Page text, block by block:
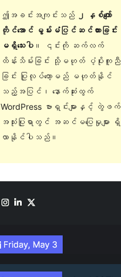
ဤအခင်းအကျင်းသည်
၂ နှစ်ကျော်
တိုင်အောင် မွမ်းမံပြင်ဆင်ထားခြင်း
မရှိသေးပါ။ ၎င်းကို ဆက်လက်
ထိန်းသိမ်းခြင်း သို့မဟုတ် ပံ့ပိုးကူညီ
ခြင်း ပြုလုပ်တော့မည် မဟုတ်နိုင်
သည့်အပြင်၊ နောက်ဆုံးထွက်
WordPress ဗားရှင်းများနှင့် တွဲဖက်
အသုံးပြုရာတွင် အဆင်မပြေမှုများ ရှိ
လာနိုင်ပါသည်။